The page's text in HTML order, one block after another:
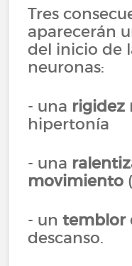
Tres
aparecerán
del inicio de
neuronas:
- una rigidez
hipertonía
- una
movimiento
- untemblor
descanso.